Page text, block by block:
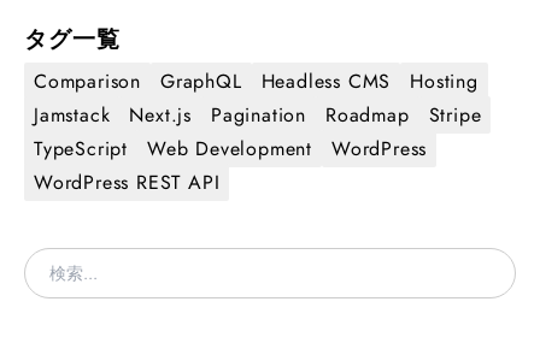
タグ一覧
Comparison GraphQL Headless CMS
Hosting
Jamstack
Next.js Pagination Roadmap
Stripe
TypeScript
Web Development
WordPress
WordPress REST API